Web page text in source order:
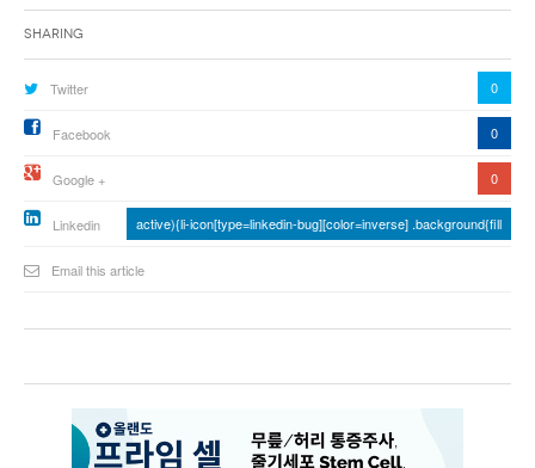
Sharing
Twitter 0
Facebook 0
Google + 0
Linkedin active){li-icon[type=linkedin-bug][color=inverse] .background{fill
Email this article